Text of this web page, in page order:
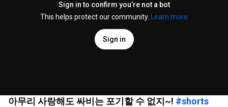
Sign in to confirm you’re not a bot
This helps protect our community.
Learn more
Sign in
아무리 사랑해도 싸비는 포기할 수 없지~! #shorts